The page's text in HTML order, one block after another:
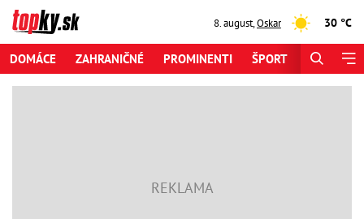
8. august,Oskar 30 °C
DOMÁCE ZAHRANIČNÉ PROMINENTI ŠPORT